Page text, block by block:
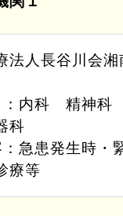
法人長谷川会湘
：内科 精神科
科
急患発生時・
療等